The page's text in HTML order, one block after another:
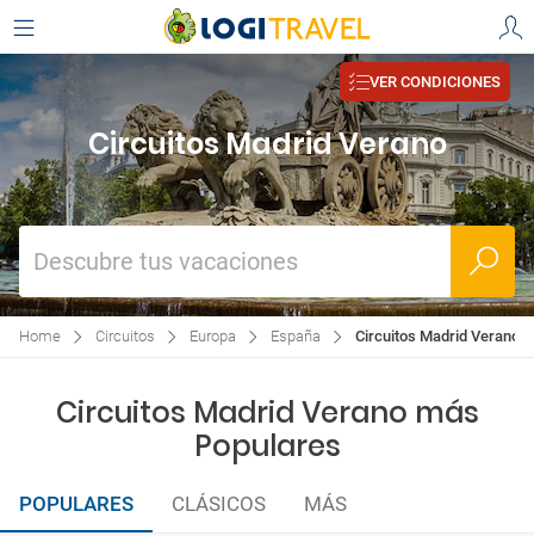
VER CONDICIONES
Circuitos Madrid Verano
Descubre tus vacaciones
Home Circuitos Europa España Circuitos Madrid Verano
Circuitos Madrid Verano más
Populares
POPULARES CLÁSICOS MÁS